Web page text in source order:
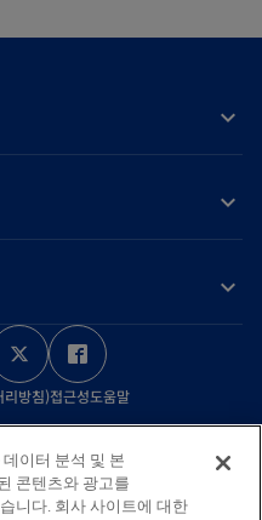
o
p
e
s
i
o
e
s
i
방침)접근성도움말
a Korea Limited Liability
global organization of
KPMG International Limited,
이터 분석 및 본
콘텐츠와 광고를
니다. 회사 사이트에 대한